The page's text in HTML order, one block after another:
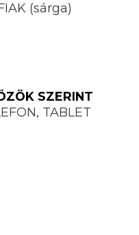
(sárga)
SZERINT
TABLET